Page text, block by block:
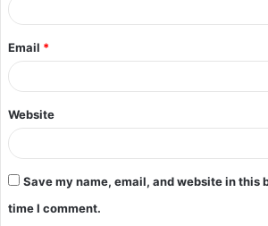
Email *
Website
Save my name, email, and website in this
time I comment.